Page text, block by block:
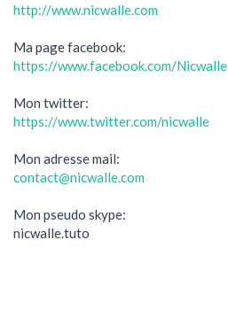
http://www.nicwalle.com
Ma page facebook:
https://www.facebook.com/Nicwalle
Mon twitter:
https://www.twitter.com/nicwalle
Mon adresse mail:
contact@nicwalle.com
Mon pseudo skype:
nicwalle.tuto